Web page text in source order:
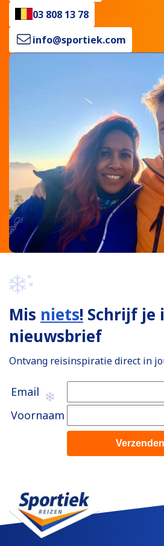
03 808 13 78
info@sportiek.com
Mis niets! Schrijf je
nieuwsbrief
Ontvang reisinspiratie direct in
Email
Voornaam